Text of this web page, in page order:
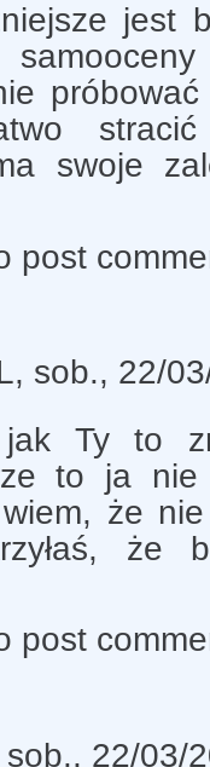
jest
stracić
swoje
post
, sob., 22/
jak Ty to
to ja
że
że
post
sob., 22/03/